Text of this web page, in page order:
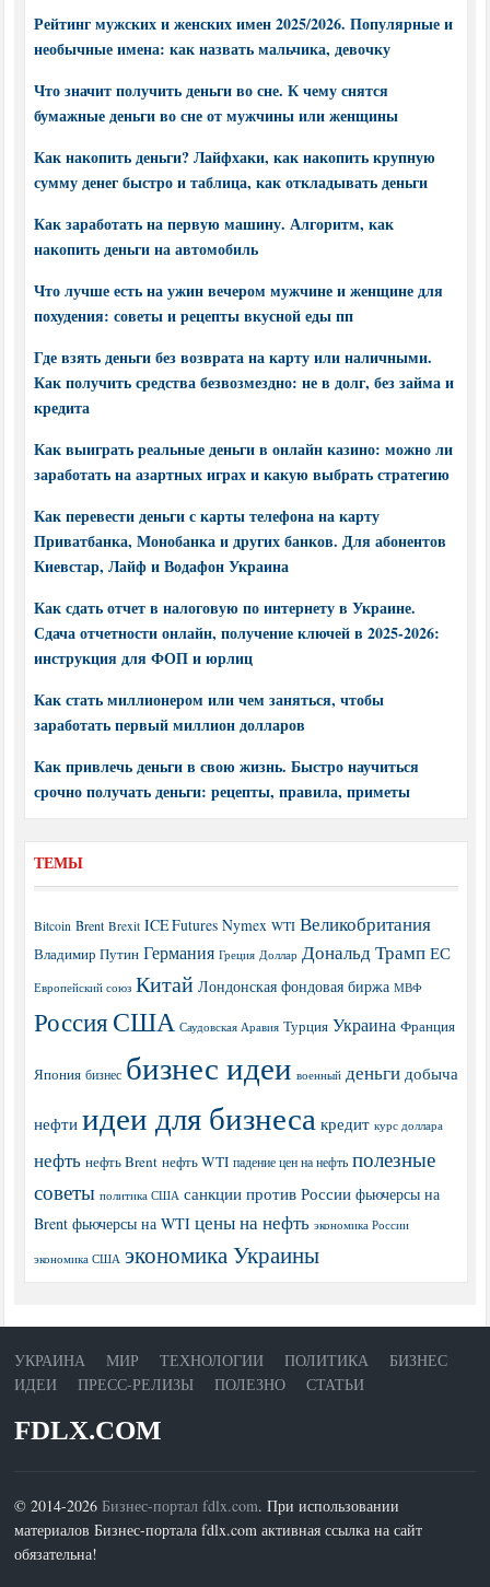
Рейтинг мужских и женских имен 2025/2026. Популярные и
необычные имена: как назвать мальчика, девочку
Что значит получить деньги во сне. К чему снятся
бумажные деньги во сне от мужчины или женщины
Как накопить деньги? Лайфхаки, как накопить крупную
сумму денег быстро и таблица, как откладывать деньги
Как заработать на первую машину. Алгоритм, как
накопить деньги на автомобиль
Что лучше есть на ужин вечером мужчине и женщине для
похудения: советы и рецепты вкусной еды пп
Где взять деньги без возврата на карту или наличными.
Как получить средства безвозмездно: не в долг, без займа и
кредита
Как выиграть реальные деньги в онлайн казино: можно ли
заработать на азартных играх и какую выбрать стратегию
Как перевести деньги с карты телефона на карту
Приватбанка, Монобанка и других банков. Для абонентов
Киевстар, Лайф и Водафон Украина
Как сдать отчет в налоговую по интернету в Украине.
Сдача отчетности онлайн, получение ключей в 2025-2026:
инструкция для ФОП и юрлиц
Как стать миллионером или чем заняться, чтобы
заработать первый миллион долларов
Как привлечь деньги в свою жизнь. Быстро научиться
срочно получать деньги: рецепты, правила, приметы
ТЕМЫ
Bitcoin Brent Brexit ICE Futures Nymex WTI Великобритания
Владимир Путин Германия Греция Доллар Дональд Трамп ЕС
Европейский союз Китай Лондонская фондовая биржа МВФ
РоссияСША Саудовская Аравия Турция Украина Франция
Япония бизнес бизнес идеи военный деньги добыча
нефти идеи для бизнеса кредит курс доллара
нефть нефть Brent нефть WTI падение цен на нефть полезные
советы политика США санкции против России фьючерсы на
Brent фьючерсы на WTI цены на нефть экономика России
экономика США экономика Украины
УКРАИНА МИР ТЕХНОЛОГИИ ПОЛИТИКА
БИЗНЕС
ИДЕИ
ПРЕСС-РЕЛИЗЫ ПОЛЕЗНО СТАТЬИ
FDLX.COM
© 2014-2026Бизнес-портал fdlx.com. При использовании
материалов Бизнес-портала fdlx.com активная ссылка на сайт
обязательна!